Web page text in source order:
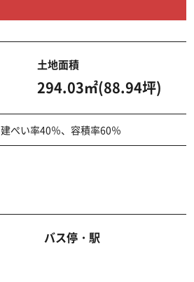
土地面積
294.03㎡(88.94坪)
建ぺい率40％、容積率60％
バス停・駅